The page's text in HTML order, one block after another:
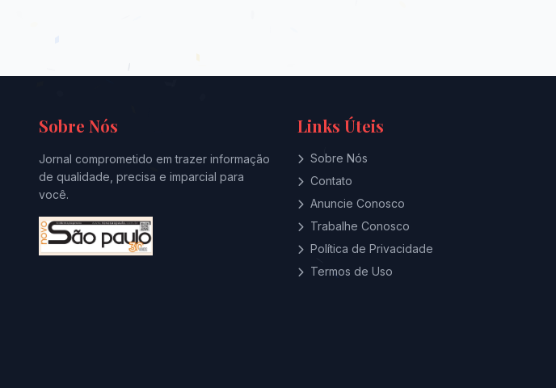
Sobre Nós
Jornal comprometido em trazer informação
de qualidade, precisa e imparcial para
você.
Links Úteis
Sobre Nós
Contato
Anuncie Conosco
Trabalhe Conosco
Política de Privacidade
Termos de Uso